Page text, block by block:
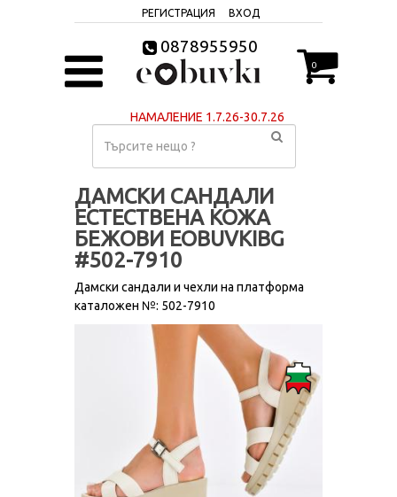
РЕГИСТРАЦИЯ ВХОД
0878955950
0
НАМАЛЕНИЕ 1.7.26-30.7.26
ДАМСКИ САНДАЛИ
ЕСТЕСТВЕНА КОЖА
БЕЖОВИ EOBUVKIBG
#502-7910
Дамски сандали и чехли на платформа
каталожен №: 502-7910